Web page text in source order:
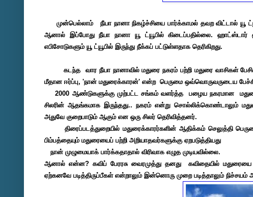
முன்பெல்லாம் நீயா நானா நிகழ்ச்சியை பார்க்காமல் தவற விட்டால் யூ
ஆனால் இப்போது நீயா நானா யூ ட்யூபில் கிடைப்பதில்லை. ஹாட்ஸ்டார்
எபிசோடுகளும் யூ ட்யூபில் இருந்து நீக்கப் பட்டுள்ளதாக தெரிகிறது.
கடந்த வார நீயா நானாவில் மதுரை நகரம் பற்றி மதுரை வாசிகள்
மீதான ஈர்ப்பு, 'நான் மதுரைக்காரன்' என்ற பெருமை ஒவ்வொருவருடைய
2000 ஆண்டுகளுக்கு முற்பட்ட சங்கம் வளர்த்த பழைய நகரமான
சிலரின் ஆதங்கமாக இருந்தது.. நகரம் என்று சொல்லிக்கொண்டாலும்
அதுவே குறைபாடும் ஆகும் என ஒரு சிலர் தெரிவித்தனர்.
திரைப்படத்துறையில் மதுரைக்காரர்களின் ஆதிக்கம் செலுத்தி
பிம்பத்தையும் மதுரையைப் பற்றி அறியாதவர்களுக்கு ஏறபடுத்தியது
நான் முழுமையாக் பார்க்கதாதால் விரிவாக எழுத முடியவில்லை.
ஆனால் என்ன? கவிப் பேரரசு வைரமுத்து தனது கவிதையில்
ஏற்கனவே படித்திருப்பீகள் என்றாலும் இன்னொரு முறை படித்தாலும் நிச்சயம்